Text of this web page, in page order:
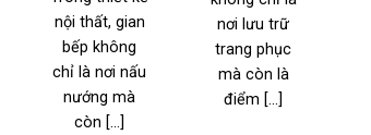
nội thất, gian
bếp không
chỉ là nơi nấu
nướng mà
còn [...]
nơi lưu trữ
trang phục
mà còn là
điểm [...]